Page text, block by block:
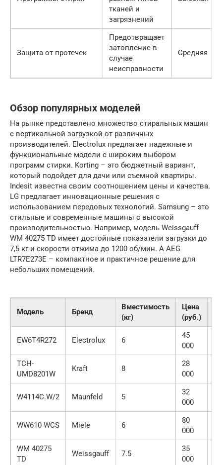
тканей и
загрязнений
Защита от протечек
Предотвращает
затопление в
случае
неисправности
Средняя
Обзор популярных моделей
На рынке представлено множество стиральных машин
с вертикальной загрузкой от различных
производителей. Electrolux предлагает надежные и
функциональные модели с широким выбором
программ стирки. Korting – это бюджетный вариант,
который подойдет для дачи или съемной квартиры.
Indesit известна своим соотношением цены и качества.
LG предлагает инновационные решения с
использованием передовых технологий. Samsung – это
стильные и современные машины с высокой
производительностью. Например, модель Weissgauff
WM 40275 TD имеет достойные показатели загрузки до
7,5 кг и скорости отжима до 1200 об/мин. А AEG
LTR7E273E – компактное и практичное решение для
небольших помещений.
Модель Бренд
Вместимость
(кг)
Цена
(руб.)
EW6T4R272 Electrolux 6
45
000
TCH-
UMD8201W
Kraft 8
28
000
W4114C.W/2 Maunfeld 5
32
000
WW610 WCS Miele 6
80
000
WM 40275
TD
Weissgauff 7.5
35
000